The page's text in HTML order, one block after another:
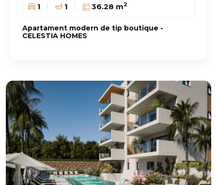
1 1 36.28 m2
Apartament modern de tip boutique -
CELESTIA HOMES